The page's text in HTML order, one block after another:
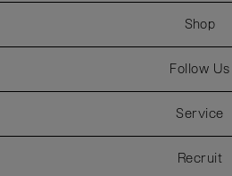
Shop
Follow Us
Service
Recruit